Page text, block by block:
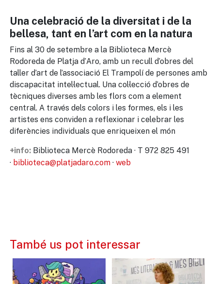
Una celebració de la diversitat i de la
bellesa, tant en l’art com en la natura
Fins al 30 de setembre a la Biblioteca Mercè
Rodoreda de Platja d’Aro, amb un recull d’obres del
taller d’art de l’associació El Trampolí de persones amb
discapacitat intel·lectual. Una col·lecció d’obres de
tècniques diverses amb les flors com a element
central. A través dels colors i les formes, els i les
artistes ens conviden a reflexionar i celebrar les
diferències individuals que enriqueixen el món
+info: Biblioteca Mercè Rodoreda · T 972 825 491
· biblioteca@platjadaro.com · web
També us pot interessar